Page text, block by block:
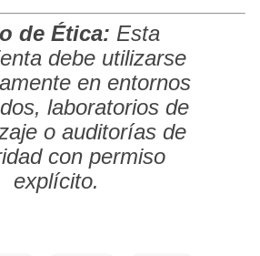
de Ética: Esta
debe utilizarse
en entornos
laboratorios de
o auditorías de
con permiso
explícito.